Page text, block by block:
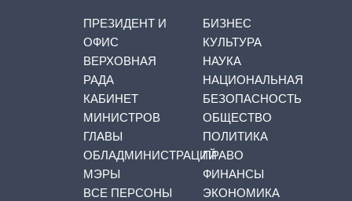
ПРЕЗИДЕНТ И
ОФИС
ВЕРХОВНАЯ
РАДА
КАБИНЕТ
МИНИСТРОВ
ГЛАВЫ
ОБЛАДМИНИСТРАЦИЙ
МЭРЫ
ВСЕ ПЕРСОНЫ
БИЗНЕС
КУЛЬТУРА
НАУКА
НАЦИОНАЛЬНАЯ
БЕЗОПАСНОСТЬ
ОБЩЕСТВО
ПОЛИТИКА
ПРАВО
ФИНАНСЫ
ЭКОНОМИКА